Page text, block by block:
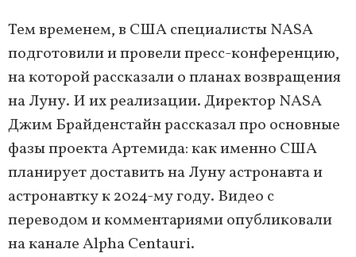
Тем временем, в США специалисты NASA
подготовили и провели пресс-конференцию,
на которой рассказали о планах возвращения
на Луну. И их реализации. Директор NASA
Джим Брайденстайн рассказал про основные
фазы проекта Артемида: как именно США
планирует доставить на Луну астронавта и
астронавтку к 2024-му году. Видео с
переводом и комментариями опубликовали
на канале Alpha Centauri.